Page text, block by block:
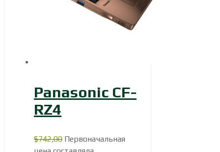
Panasonic CF-
RZ4
$742,00 Первоначальная